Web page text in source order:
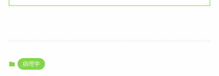
病理学